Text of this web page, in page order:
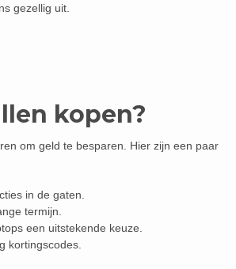
gezellig uit.
kopen?
om geld te besparen. Hier zijn een paar
in de gaten.
termijn.
een uitstekende keuze.
kortingscodes.